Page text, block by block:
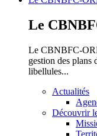
Le
Le CBNBFC-ORI
gestion des plans
libellules...
Actualités
Découvrir